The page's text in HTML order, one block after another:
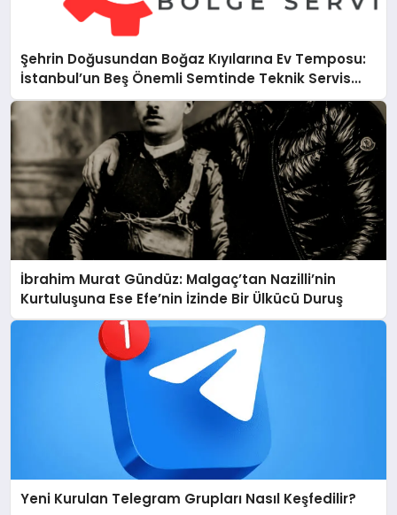
Şehrin Doğusundan Boğaz Kıyılarına Ev Temposu:
İstanbul’un Beş Önemli Semtinde Teknik Servis
Deneyimi
İbrahim Murat Gündüz: Malgaç’tan Nazilli’nin
Kurtuluşuna Ese Efe’nin İzinde Bir Ülkücü Duruş
Yeni Kurulan Telegram Grupları Nasıl Keşfedilir?